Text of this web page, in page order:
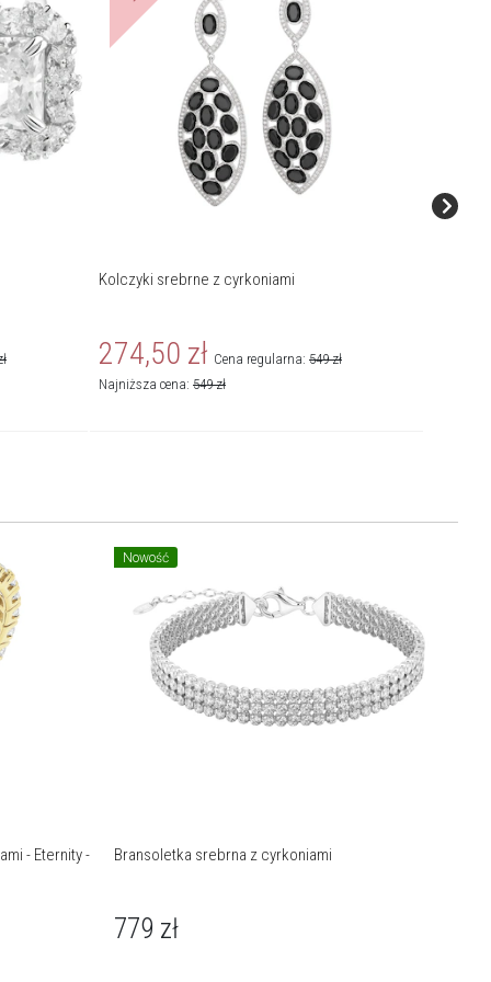
Kolczyki srebrne z cyrkoniami
274,50 zł Cena regularna: 549 zł
Najniższa cena: 549 zł
- Eternity -
Nowość
Bransoletka srebrna z cyrkoniami
779 zł